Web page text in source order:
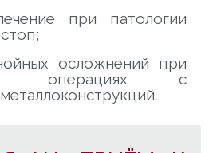
при патологии
осложнений при
операциях с